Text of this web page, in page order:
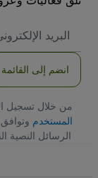
الاكتروني
انضم إلى القائمة
من خلال تسجيل
المستخدم
الرسائل النصية